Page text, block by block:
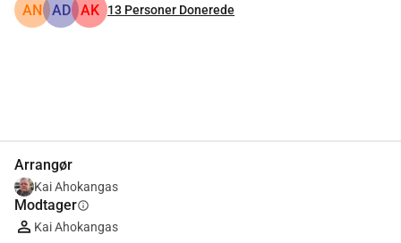
AN AD AK 13 Personer Donerede
Arrangør
Kai Ahokangas
Modtagerinfo
Kai Ahokangas